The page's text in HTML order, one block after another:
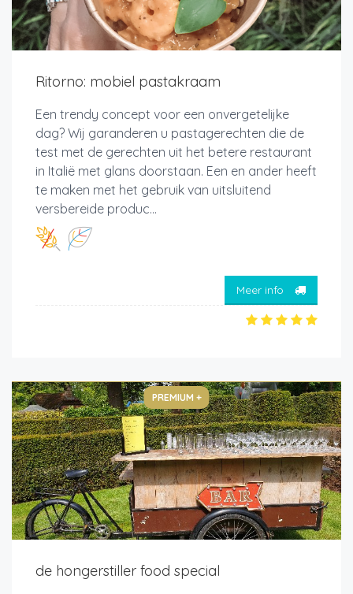
Ritorno: mobiel pastakraam
Een trendy concept voor een onvergetelijke
dag? Wij garanderen u pastagerechten die de
test met de gerechten uit het betere restaurant
in Italië met glans doorstaan. Een en ander heeft
te maken met het gebruik van uitsluitend
versbereide produc...
Meer info
PREMIUM +
de hongerstiller food special